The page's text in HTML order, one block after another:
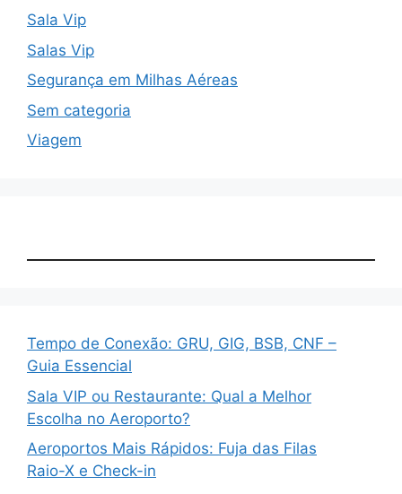
Sala Vip
Salas Vip
Segurança em Milhas Aéreas
Sem categoria
Viagem
Tempo de Conexão: GRU, GIG, BSB, CNF –
Guia Essencial
Sala VIP ou Restaurante: Qual a Melhor
Escolha no Aeroporto?
Aeroportos Mais Rápidos: Fuja das Filas
Raio-X e Check-in